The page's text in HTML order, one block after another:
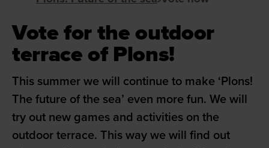
Vote for the outdoor
terrace of Plons!
This summer we will continue to make ‘Plons!
The future of the sea’ even more fun. We will
try out new games and activities on the
outdoor terrace. This way we will find out